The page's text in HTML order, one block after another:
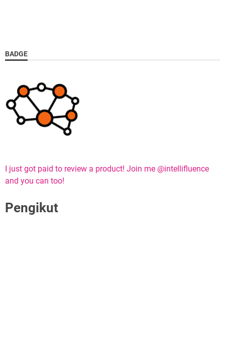
BADGE
I just got paid to review a product! Join me @intellifluence
and you can too!
Pengikut